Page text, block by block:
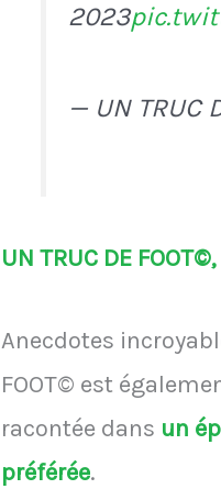
2023
— UN TRUC
UN TRUC DE
Anecdotes
FOOT© est
racontée dans un
préférée.